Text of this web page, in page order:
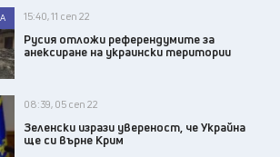
15:40, 11 сеп 22
Русия отложи референдумите за
анексиране на украински територии
08:39, 05 сеп 22
Зеленски изрази увереност, че Украйна
ще си върне Крим